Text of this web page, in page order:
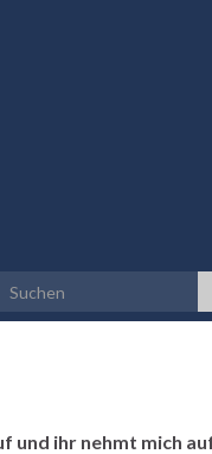
Search for:
und ihr nehmt mich